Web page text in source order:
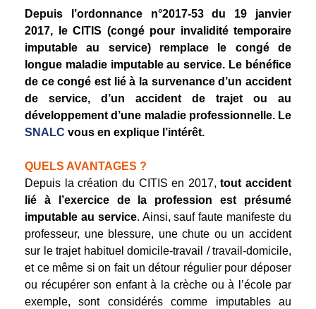
Depuis l’ordonnance n°2017-53 du 19 janvier
2017, le CITIS (congé pour invalidité temporaire
imputable au service) remplace le congé de
longue maladie imputable au service. Le bénéfice
de ce congé est lié à la survenance d’un accident
de service, d’un accident de trajet ou au
développement d’une maladie professionnelle. Le
SNALC vous en explique l’intérêt.
QUELS AVANTAGES ?
Depuis la création du CITIS en 2017,tout accident
lié à l’exercice de la profession est présumé
imputable au service. Ainsi, sauf faute manifeste du
professeur, une blessure, une chute ou un accident
sur le trajet habituel domicile-travail / travail-domicile,
et ce même si on fait un détour régulier pour déposer
ou récupérer son enfant à la crèche ou à l’école par
exemple, sont considérés comme imputables au